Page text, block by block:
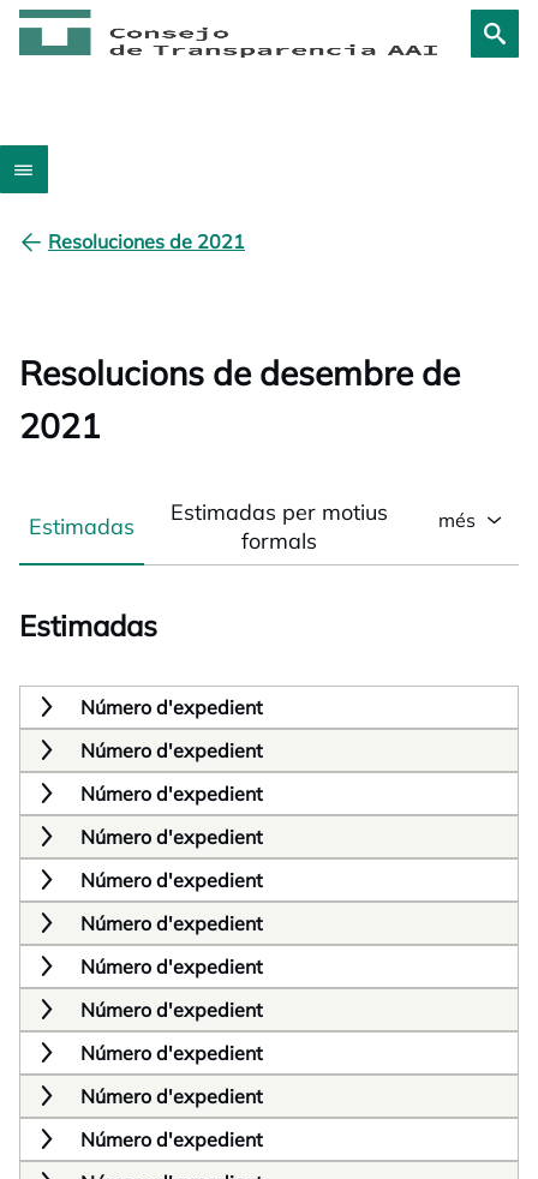
Resoluciones de 2021
Resolucions de desembre de
2021
Estimadas
Estimadas per motius
formals
més
Estimadas
Número d'expedient
Número d'expedient
Número d'expedient
Número d'expedient
Número d'expedient
Número d'expedient
Número d'expedient
Número d'expedient
Número d'expedient
Número d'expedient
Número d'expedient